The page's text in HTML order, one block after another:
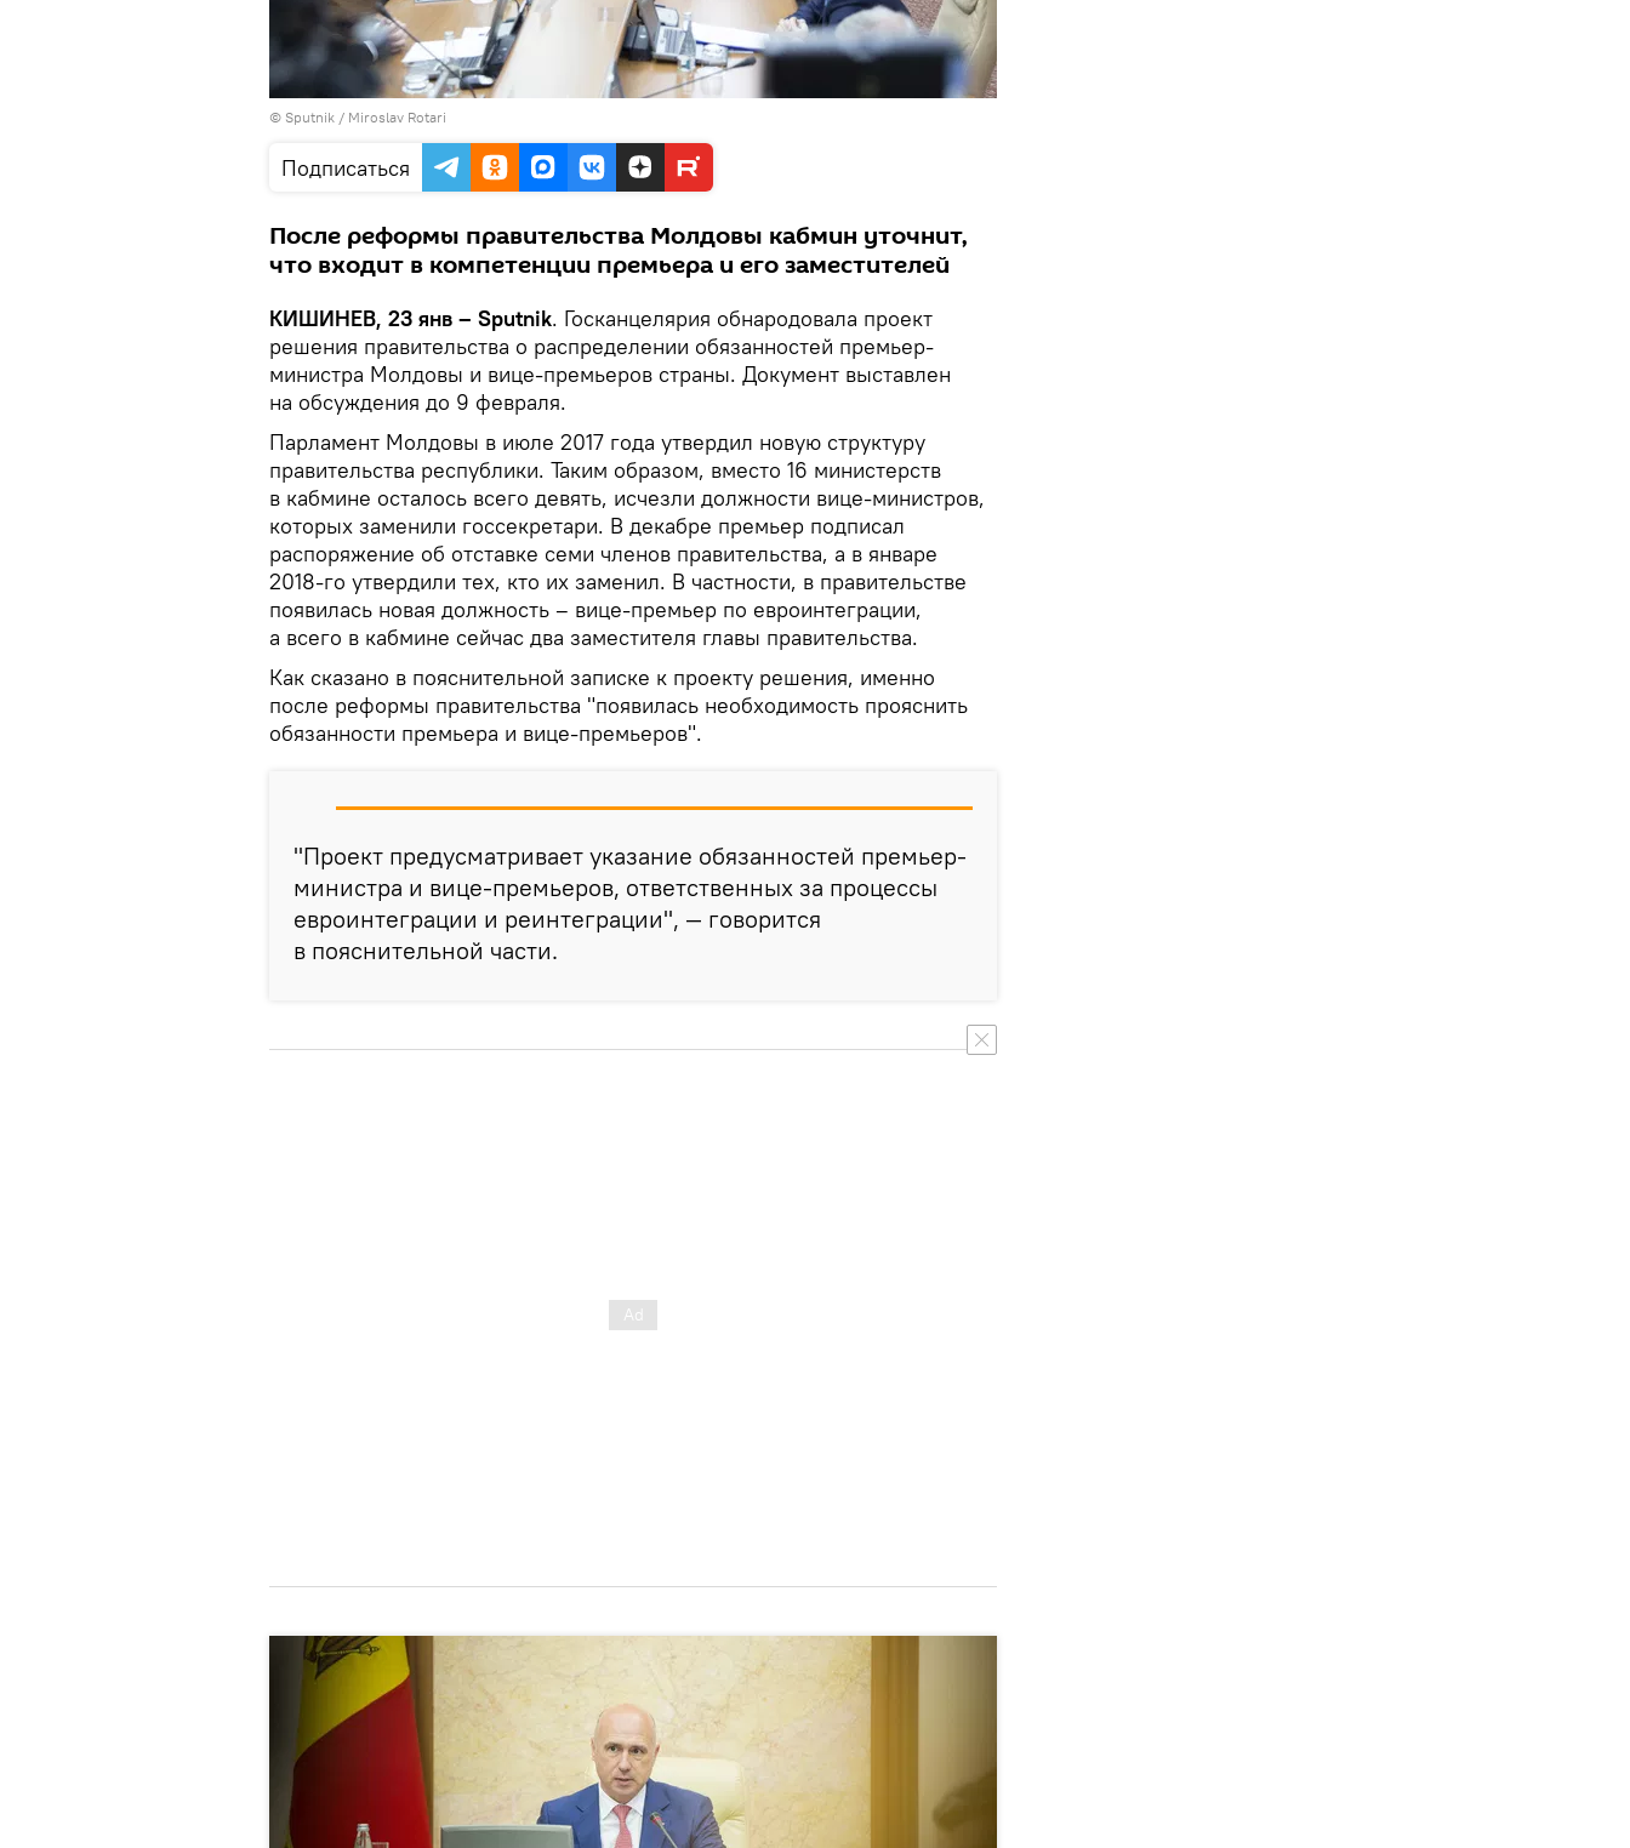
© Sputnik / Miroslav Rotari
Подписаться
После реформы правительства Молдовы кабмин уточнит,
что входит в компетенции премьера и его заместителей
КИШИНЕВ, 23 янв – Sputnik. Госканцелярия обнародовала проект
решения правительства о распределении обязанностей премьер-
министра Молдовы и вице-премьеров страны. Документ выставлен
на обсуждения до 9 февраля.
Парламент Молдовы в июле 2017 года утвердил новую структуру
правительства республики. Таким образом, вместо 16 министерств
в кабмине осталось всего девять, исчезли должности вице-министров,
которых заменили госсекретари. В декабре премьер подписал
распоряжение об отставке семи членов правительства, а в январе
2018-го утвердили тех, кто их заменил. В частности, в правительстве
появилась новая должность – вице-премьер по евроинтеграции,
а всего в кабмине сейчас два заместителя главы правительства.
Как сказано в пояснительной записке к проекту решения, именно
после реформы правительства "появилась необходимость прояснить
обязанности премьера и вице-премьеров".
"Проект предусматривает указание обязанностей премьер-
министра и вице-премьеров, ответственных за процессы
евроинтеграции и реинтеграции", — говорится
в пояснительной части.